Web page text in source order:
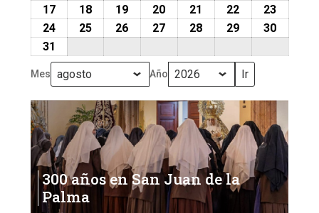
2026
2026
2026
2026
2026
2026
2026
agosto,
2026
agosto,
2026
agosto,
2026
agosto,
2026
agosto,
2026
agosto,
2026
1717
agosto,
1818
agosto,
19
agosto,
20
agosto,
21
agosto,
22
agosto,
23
2424
2026
2525
2026
26
2026
27
2026
28
2026
29
2026
30
31
agosto,
2026
Mes Año
300 años en San Juan de la
Palma